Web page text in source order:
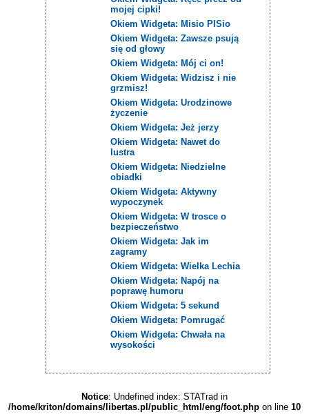
mojej cipki!
Okiem Widgeta: Misio PISio
Okiem Widgeta: Zawsze psują
się od głowy
Okiem Widgeta: Mój ci on!
Okiem Widgeta: Widzisz i nie
grzmisz!
Okiem Widgeta: Urodzinowe
życzenie
Okiem Widgeta: Jeż jerzy
Okiem Widgeta: Nawet do
lustra
Okiem Widgeta: Niedzielne
obiadki
Okiem Widgeta: Aktywny
wypoczynek
Okiem Widgeta: W trosce o
bezpieczeństwo
Okiem Widgeta: Jak im
zagramy
Okiem Widgeta: Wielka Lechia
Okiem Widgeta: Napój na
poprawę humoru
Okiem Widgeta: 5 sekund
Okiem Widgeta: Pomrugać
Okiem Widgeta: Chwała na
wysokości
Notice: Undefined index: STATrad in
/home/kriton/domains/libertas.pl/public_html/eng/foot.php on line 10